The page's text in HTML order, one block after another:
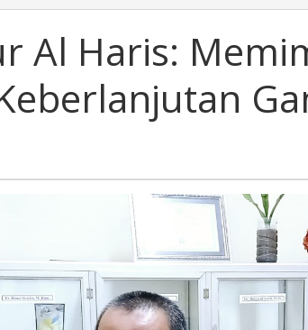
Al
Memimpin
Jambi
Menuju
Keberlanjutan
Al Haris: